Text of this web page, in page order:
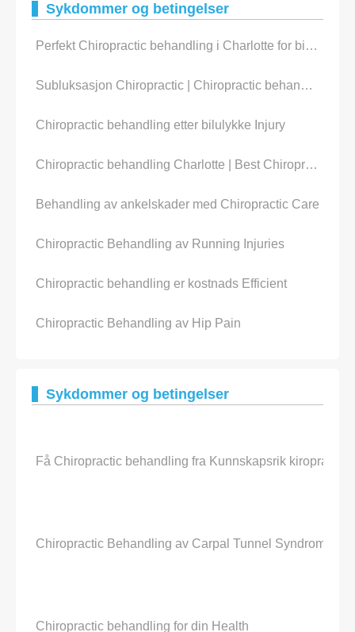
Sykdommer og betingelser
Perfekt Chiropractic behandling i Charlotte for bilen Accident
Subluksasjon Chiropractic | Chiropractic behandling for Subluxation
Chiropractic behandling etter bilulykke Injury
Chiropractic behandling Charlotte | Best Chiropractic Care Under Pregnancy
Behandling av ankelskader med Chiropractic Care
Chiropractic Behandling av Running Injuries
Chiropractic behandling er kostnads ​​Efficient
Chiropractic Behandling av Hip Pain
Sykdommer og betingelser
Få Chiropractic behandling fra Kunnskapsrik kiropraktor
Chiropractic Behandling av Carpal Tunnel Syndrome
Chiropractic behandling for din Health